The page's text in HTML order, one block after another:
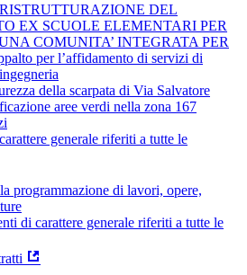
DEL
EX SCUOLE ELEMENTARI PER
COMUNITA’ INTEGRATA PER
per l’affidamento di servizi di
della scarpata di Via Salvatore
aree verdi nella zona 167
generale riferiti a tutte le
programmazione di lavori, opere,
di carattere generale riferiti a tutte le